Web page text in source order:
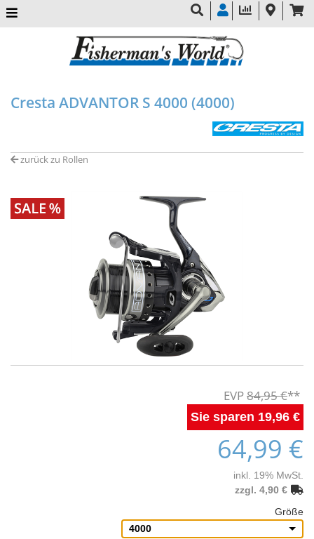
Cresta ADVANTOR S 4000 (4000)
zurück zu Rollen
84,95 €
19,96 €
64,99 €
inkl. 19% MwSt.
zzgl. 4,90 €
Größe
4000